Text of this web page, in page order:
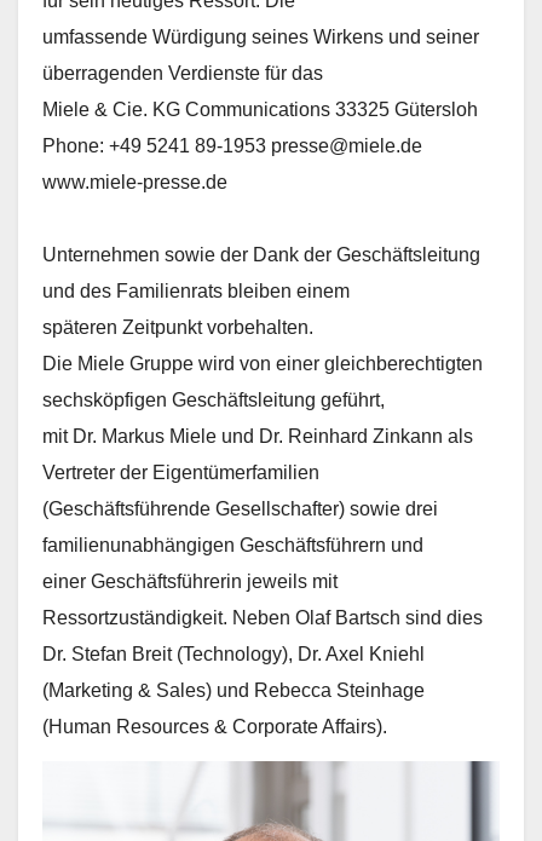
umfassende Würdigung seines Wirkens und seiner
überragenden Verdienste für das
Miele & Cie. KG Communications 33325 Gütersloh
Phone: +49 5241 89-1953 presse@miele.de
www.miele-presse.de
Unternehmen sowie der Dank der Geschäftsleitung
und des Familienrats bleiben einem
späteren Zeitpunkt vorbehalten.
Die Miele Gruppe wird von einer gleichberechtigten
sechsköpfigen Geschäftsleitung geführt,
mit Dr. Markus Miele und Dr. Reinhard Zinkann als
Vertreter der Eigentümerfamilien
(Geschäftsführende Gesellschafter) sowie drei
familienunabhängigen Geschäftsführern und
einer Geschäftsführerin jeweils mit
Ressortzuständigkeit. Neben Olaf Bartsch sind dies
Dr. Stefan Breit (Technology), Dr. Axel Kniehl
(Marketing & Sales) und Rebecca Steinhage
(Human Resources & Corporate Affairs).